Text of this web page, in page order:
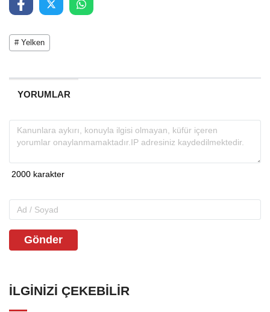
# Yelken
YORUMLAR
Gönder
İLGINIZI ÇEKEBILIR